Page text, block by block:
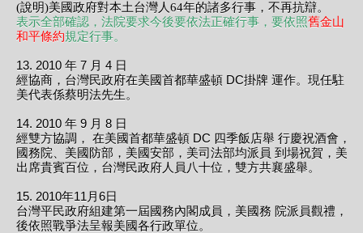
(說明)美國政府對本土台灣人64年的諸多行事，不再抗辯。
表示全部確認，法院要求今後要依法正確行事，要依照舊金山
和平條約規定行事。
13. 2010 年 7 月 4 日
經協商，台灣民政府在美國首都華盛頓 DC掛牌 運作。現任駐
美代表係蔡明法先生。
14. 2010 年 9 月 8 日
經雙方協調， 在美國首都華盛頓 DC 四季飯店舉 行慶祝酒會，美
國務院、美國防部，美國安部，美司法部均派員 到場祝賀，美方
出席貴賓百位，台灣民政府人員八十位，雙方共襄盛舉。
15. 2010年11月6日
台灣平民政府組建第一屆國務內閣成員，美國務 院派員觀禮，事
後依照戰爭法呈報美國各行政單位。